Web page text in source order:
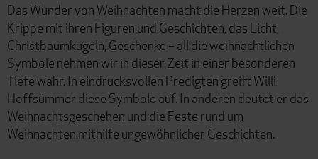
Das Wunder von Weihnachten macht die Herzen weit. Die
Krippe mit ihren Figuren und Geschichten, das Licht,
Christbaumkugeln, Geschenke – all die weihnachtlichen
Symbole nehmen wir in dieser Zeit in einer besonderen
Tiefe wahr. In eindrucksvollen Predigten greift Willi
Hoffsümmer diese Symbole auf. In anderen deutet er das
Weihnachtsgeschehen und die Feste rund um
Weihnachten mithilfe ungewöhnlicher Geschichten.